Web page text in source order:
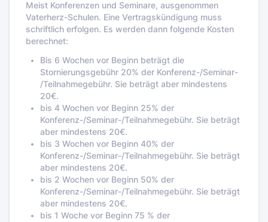
Meist Konferenzen und Seminare, ausgenommen
Vaterherz-Schulen. Eine Vertragskündigung muss
schriftlich erfolgen. Es werden dann folgende Kosten
berechnet:
Bis 6 Wochen vor Beginn beträgt die
Stornierungsgebühr 20% der Konferenz-/Seminar-
/Teilnahmegebühr. Sie beträgt aber mindestens
20€.
bis 4 Wochen vor Beginn 25% der
Konferenz-/Seminar-/Teilnahmegebühr. Sie beträgt
aber mindestens 20€.
bis 3 Wochen vor Beginn 40% der
Konferenz-/Seminar-/Teilnahmegebühr. Sie beträgt
aber mindestens 20€.
bis 2 Wochen vor Beginn 50% der
Konferenz-/Seminar-/Teilnahmegebühr. Sie beträgt
aber mindestens 20€.
bis 1 Woche vor Beginn 75 % der